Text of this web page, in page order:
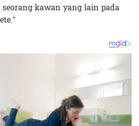
seorang kawan yang lain pada